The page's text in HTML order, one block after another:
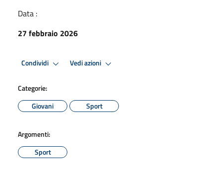
Data :
27 febbraio 2026
Condividi Vedi azioni
Categorie:
Giovani
Sport
Argomenti:
Sport